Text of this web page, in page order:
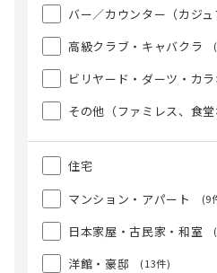
バー／カウンター（カジュ
高級クラブ・キャバクラ
ビリヤード・ダーツ・カ
その他（ファミレス、食堂
住宅
マンション・アパート
(9
日本家屋・古民家・和室
洋館・豪邸 (13件)